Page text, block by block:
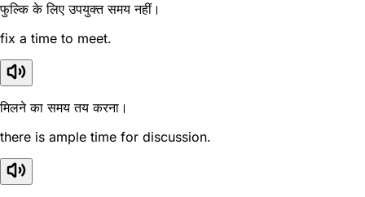
फुल्कि के लिए उपयुक्त समय नहीं।
fix a time to meet.
मिलने का समय तय करना।
there is ample time for discussion.